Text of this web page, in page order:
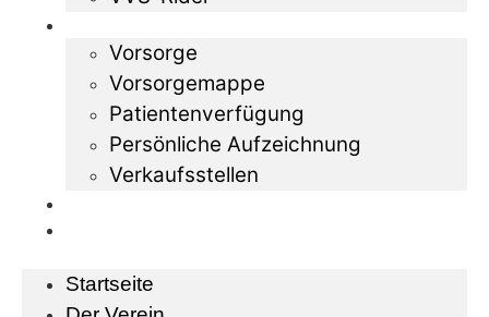
Vorsorge
Vorsorgemappe
Patientenverfügung
Persönliche Aufzeichnung
Verkaufsstellen
Startseite